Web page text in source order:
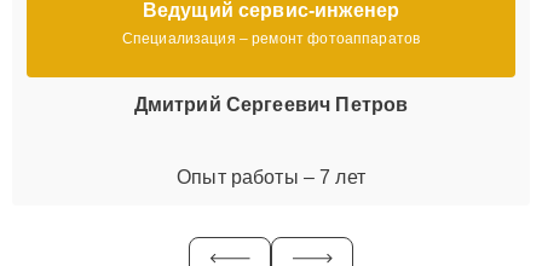
Ведущий сервис-инженер
Специализация – ремонт фотоаппаратов
Дмитрий Сергеевич Петров
Опыт работы – 7 лет